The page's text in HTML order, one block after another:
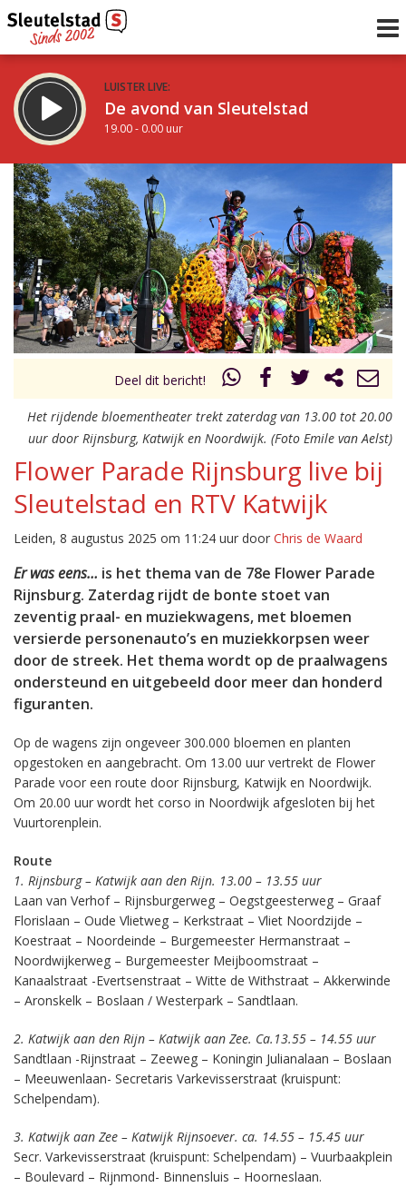
LUISTER LIVE:
De avond van Sleutelstad
19.00 - 0.00 uur
STRAKS:
De nacht van Sleutelstad
0.00 - 6.00 uur
Vorig uur
uur 1 van 0 Volgend uur
Inklappen
Deel dit bericht!
Het rijdende bloementheater trekt zaterdag van 13.00 tot 20.00
uur door Rijnsburg, Katwijk en Noordwijk. (Foto Emile van Aelst)
Flower Parade Rijnsburg live bij
Sleutelstad en RTV Katwijk
Leiden, 8 augustus 2025 om 11:24 uur door Chris de Waard
Er was eens… is het thema van de 78e Flower Parade
Rijnsburg. Zaterdag rijdt de bonte stoet van
zeventig praal- en muziekwagens, met bloemen
versierde personenauto’s en muziekkorpsen weer
door de streek. Het thema wordt op de praalwagens
ondersteund en uitgebeeld door meer dan honderd
figuranten.
Op de wagens zijn ongeveer 300.000 bloemen en planten
opgestoken en aangebracht. Om 13.00 uur vertrekt de Flower
Parade voor een route door Rijnsburg, Katwijk en Noordwijk.
Om 20.00 uur wordt het corso in Noordwijk afgesloten bij het
Vuurtorenplein.
Route
1. Rijnsburg – Katwijk aan den Rijn. 13.00 – 13.55 uur
Laan van Verhof – Rijnsburgerweg – Oegstgeesterweg – Graaf
Florislaan – Oude Vlietweg – Kerkstraat – Vliet Noordzijde –
Koestraat – Noordeinde – Burgemeester Hermanstraat –
Noordwijkerweg – Burgemeester Meijboomstraat –
Kanaalstraat -Evertsenstraat – Witte de Withstraat – Akkerwinde
– Aronskelk – Boslaan / Westerpark – Sandtlaan.
2. Katwijk aan den Rijn – Katwijk aan Zee. Ca.13.55 – 14.55 uur
Sandtlaan -Rijnstraat – Zeeweg – Koningin Julianalaan – Boslaan
– Meeuwenlaan- Secretaris Varkevisserstraat (kruispunt:
Schelpendam).
3. Katwijk aan Zee – Katwijk Rijnsoever. ca. 14.55 – 15.45 uur
Secr. Varkevisserstraat (kruispunt: Schelpendam) – Vuurbaakplein
– Boulevard – Rijnmond- Binnensluis – Hoorneslaan.